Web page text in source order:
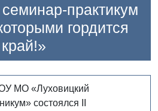
практикум
гордится
край!»
МО «Луховицкий
состоялся II